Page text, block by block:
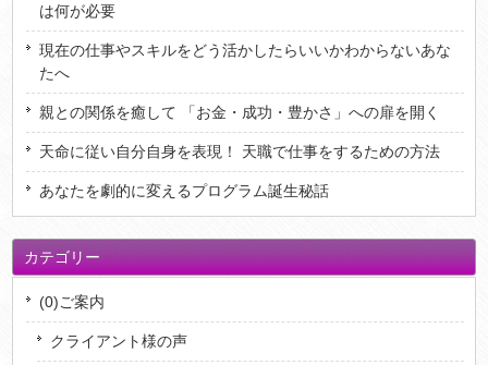
は何が必要
現在の仕事やスキルをどう活かしたらいいかわからないあな
たへ
親との関係を癒して 「お金・成功・豊かさ」への扉を開く
天命に従い自分自身を表現！ 天職で仕事をするための方法
あなたを劇的に変えるプログラム誕生秘話
カテゴリー
(0)ご案内
クライアント様の声